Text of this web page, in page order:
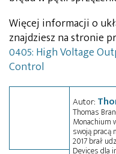
Więcej informacji o
znajdziesz na stronie
0405: High Voltage
Control
Autor:
Thomas
Monachium
swoją pracą
2017 brał
Devices dla